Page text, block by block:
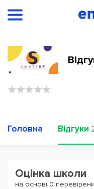
Головна Відгуки
Оцінка школи
на основі 0